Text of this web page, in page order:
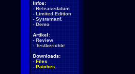
Infos:
- Releasedatum
- Limited Edition
- Systemanf.
- Demo
Artikel:
- Review
- Testberichte
Downloads:
- Files
- Patches